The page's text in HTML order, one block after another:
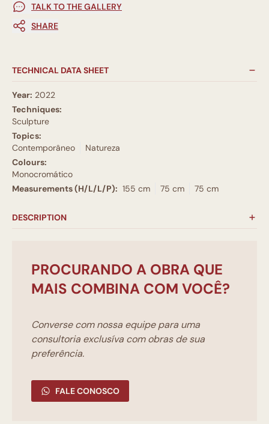
TALK TO THE GALLERY
SHARE
TECHNICAL DATA SHEET
Year: 2022
Techniques:
Sculpture
Topics:
Contemporâneo
Natureza
Colours:
Monocromático
Measurements (H/L/L/P): 155 cm 75 cm 75 cm
DESCRIPTION
PROCURANDO A OBRA QUE
MAIS COMBINA COM VOCÊ?
Converse com nossa equipe para uma
consultoria exclusíva com obras de sua
preferência.
FALE CONOSCO